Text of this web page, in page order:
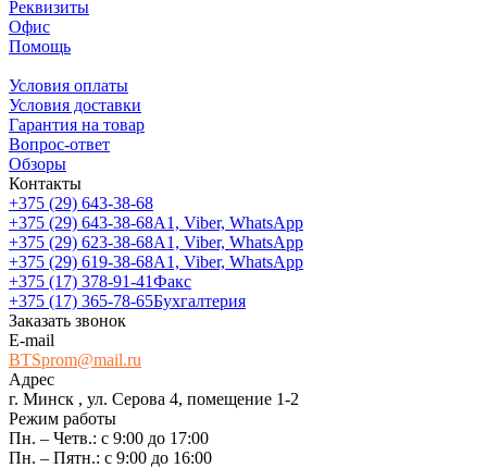
Реквизиты
Офис
Помощь
Условия оплаты
Условия доставки
Гарантия на товар
Вопрос-ответ
Обзоры
Контакты
+375 (29) 643-38-68
+375 (29) 643-38-68А1, Viber, WhatsApp
+375 (29) 623-38-68А1, Viber, WhatsApp
+375 (29) 619-38-68А1, Viber, WhatsApp
+375 (17) 378-91-41Факс
+375 (17) 365-78-65Бухгалтерия
Заказать звонок
E-mail
BTSprom@mail.ru
Адрес
г. Минск , ул. Серова 4, помещение 1-2
Режим работы
Пн. – Четв.: с 9:00 до 17:00
Пн. – Пятн.: с 9:00 до 16:00